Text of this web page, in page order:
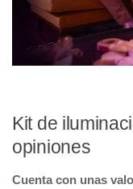
Kit de
opiniones
Cuenta con unas